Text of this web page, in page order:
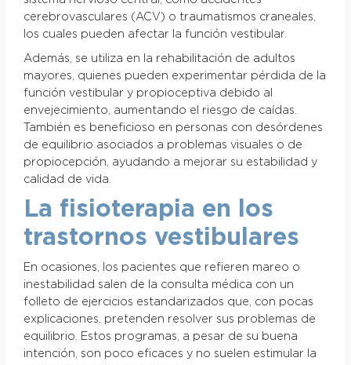
cerebrovasculares (ACV) o traumatismos craneales,
los cuales pueden afectar la función vestibular.
Además, se utiliza en la rehabilitación de adultos
mayores, quienes pueden experimentar pérdida de la
función vestibular y propioceptiva debido al
envejecimiento, aumentando el riesgo de caídas.
También es beneficioso en personas con desórdenes
de equilibrio asociados a problemas visuales o de
propiocepción, ayudando a mejorar su estabilidad y
calidad de vida.
La fisioterapia en los
trastornos vestibulares
En ocasiones, los pacientes que refieren mareo o
inestabilidad salen de la consulta médica con un
folleto de ejercicios estandarizados que, con pocas
explicaciones, pretenden resolver sus problemas de
equilibrio. Estos programas, a pesar de su buena
intención, son poco eficaces y no suelen estimular la